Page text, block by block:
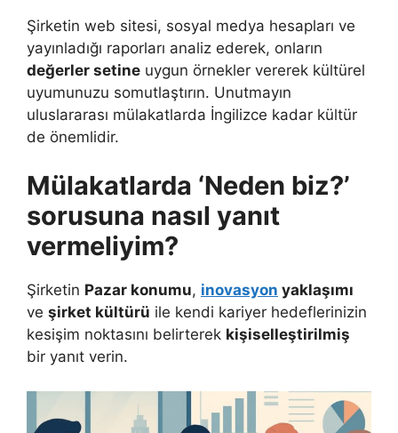
Şirketin web sitesi, sosyal medya hesapları ve
yayınladığı raporları analiz ederek, onların
değerler setine uygun örnekler vererek kültürel
uyumunuzu somutlaştırın. Unutmayın
uluslararası mülakatlarda İngilizce kadar kültür
de önemlidir.
Mülakatlarda ‘Neden biz?’
sorusuna nasıl yanıt
vermeliyim?
Şirketin Pazar konumu, inovasyon yaklaşımı
ve şirket kültürü ile kendi kariyer hedeflerinizin
kesişim noktasını belirterek kişiselleştirilmiş
bir yanıt verin.